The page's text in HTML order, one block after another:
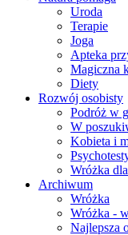
Uroda
Terapie
Joga
Apteka
Magiczna
Diety
Rozwój osobisty
Podróż w
W
Kobieta i
Wróżka
Archiwum
Wróżka
Wróżka -
Najlepsza